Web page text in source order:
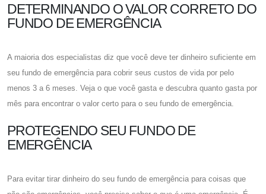
DETERMINANDO O VALOR CORRETO DO
FUNDO DE EMERGÊNCIA
A maioria dos especialistas diz que você deve ter dinheiro suficiente em
seu fundo de emergência para cobrir seus custos de vida por pelo
menos 3 a 6 meses. Veja o que você gasta e descubra quanto gasta por
mês para encontrar o valor certo para o seu fundo de emergência.
PROTEGENDO SEU FUNDO DE
EMERGÊNCIA
Para evitar tirar dinheiro do seu fundo de emergência para coisas que